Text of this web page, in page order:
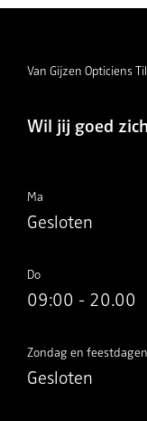
Van Gijzen Opticiens
Wil jij goed
Ma
Gesloten
Do
09:00 - 20.00
Zondag en feestdagen
Gesloten